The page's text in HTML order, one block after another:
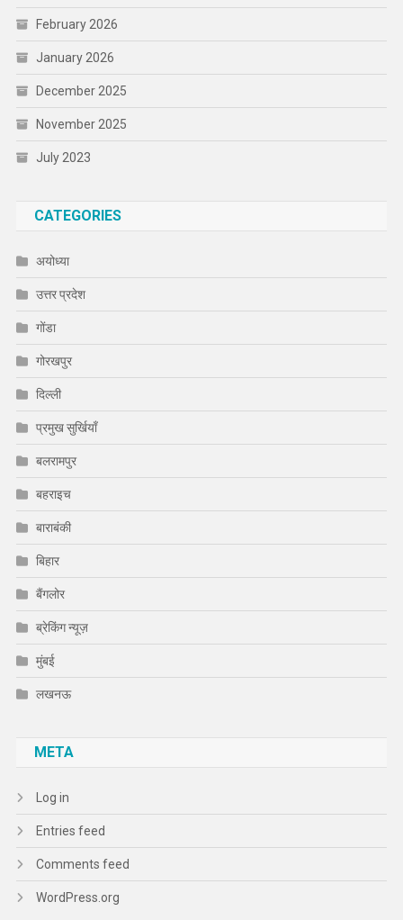
February 2026
January 2026
December 2025
November 2025
July 2023
CATEGORIES
अयोध्या
उत्तर प्रदेश
गोंडा
गोरखपुर
दिल्ली
प्रमुख सुर्खियाँ
बलरामपुर
बहराइच
बाराबंकी
बिहार
बैंगलोर
ब्रेकिंग न्यूज़
मुंबई
लखनऊ
META
Log in
Entries feed
Comments feed
WordPress.org